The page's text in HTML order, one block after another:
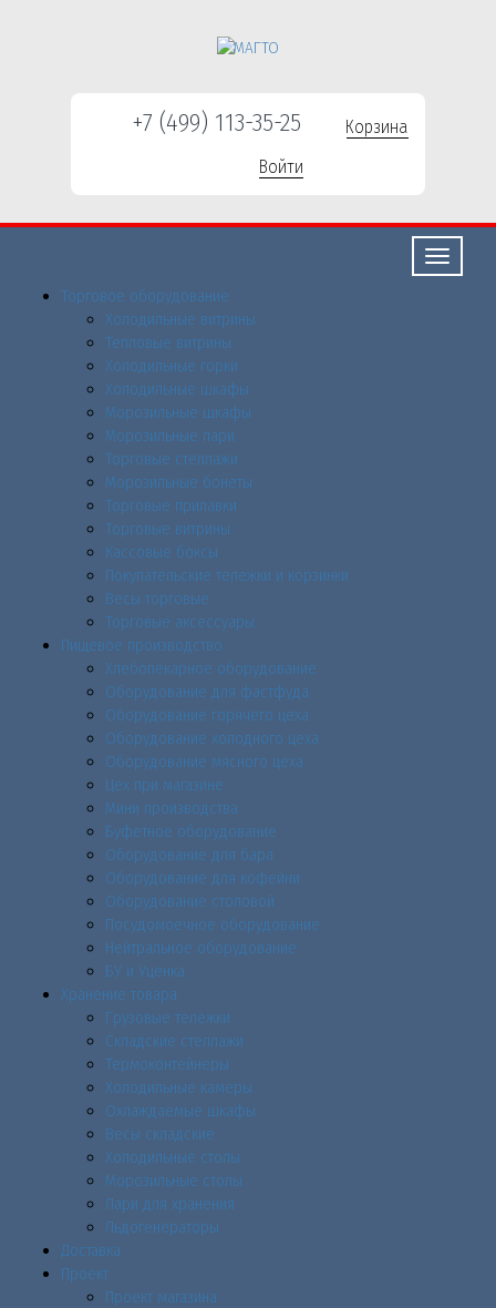
+7 (499) 113-35-25
Корзина
Войти
Свернуть/
Торговое оборудованиe
Холодильные витрины
Тепловые витрины
Холодильные горки
Холодильные шкафы
Морозильные шкафы
Морозильные лари
Торговые стеллажи
Морозильные бонеты
Торговые прилавки
Торговые витрины
Кассовые боксы
Покупательские тележки и корзинки
Весы торговые
Торговые аксессуары
Пищевое производство
Хлебопекарное оборудование
Оборудование для фастфуда
Оборудование горячего цеха
Оборудование холодного цеха
Оборудование мясного цеха
Цех при магазине
Мини производства
Буфетное оборудование
Оборудование для бара
Оборудование для кофейни
Оборудование столовой
Посудомоечное оборудование
Нейтральное оборудование
БУ и Уценка
Хранение товара
Грузовые тележки
Складские стеллажи
Термоконтейнеры
Холодильные камеры
Охлаждаемые шкафы
Весы складские
Холодильные столы
Морозильные столы
Лари для хранения
Льдогенераторы
Доставка
Проект
Проект магазина